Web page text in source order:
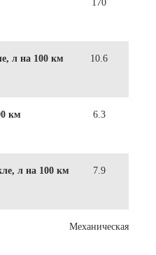
170
л на 100 км 10.6
км 6.3
л на 100 км 7.9
Механическая